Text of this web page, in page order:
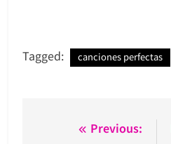
Tagged: canciones perfectas
Navegación
Previous: